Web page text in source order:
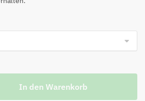
In den Warenkorb